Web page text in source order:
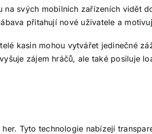
svých mobilních zařízeních vidět
přitahují nové uživatele a
kasin mohou vytvářet jedinečné
zájem hráčů, ale také posiluje
Tyto technologie nabízejí